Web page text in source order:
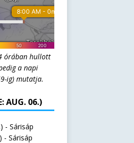
órában hullott
a napi
ig) mutatja.
AUG. 06.)
- Sárisáp
- Sárisáp